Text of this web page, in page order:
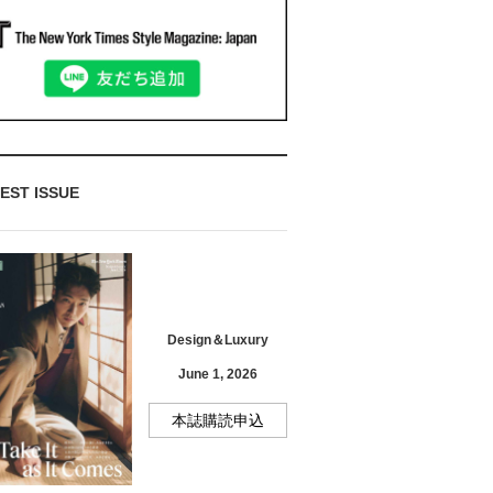
ISSUE
Design＆Luxury
June 1, 2026
本誌購読申込